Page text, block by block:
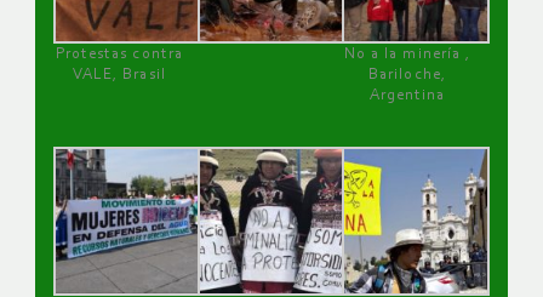
Protestas contra
VALE, Brasil
No a la minería ,
Bariloche,
Argentina